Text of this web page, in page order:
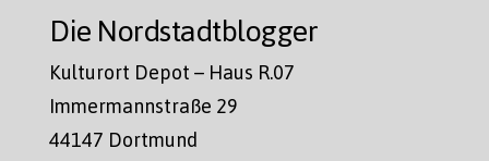
Die Nordstadtblogger
Kulturort Depot – Haus R.07
Immermannstraße 29
44147 Dortmund